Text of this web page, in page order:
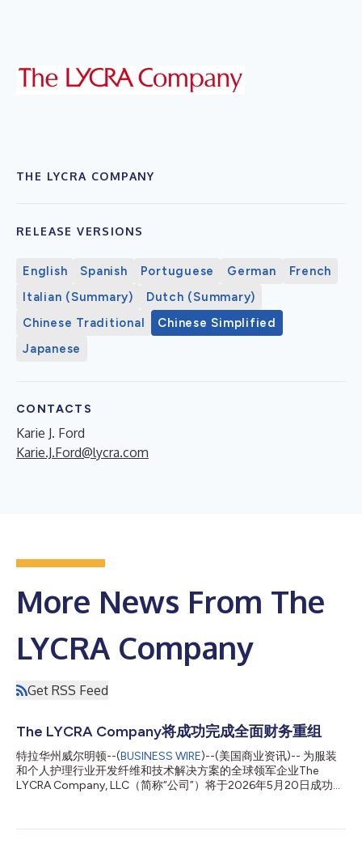
THE LYCRA COMPANY
RELEASE VERSIONS
English Spanish Portuguese German
French
Italian (Summary)
Dutch (Summary)
Chinese Traditional
Chinese Simplified
Japanese
CONTACTS
Karie J. Ford
Karie.J.Ford@lycra.com
More News From The
LYCRA Company
Get RSS Feed
The LYCRA Company将成功完成全面财务重组
特拉华州威尔明顿--(BUSINESS WIRE)--(美国商业资讯)-- 为服装
和个人护理行业开发纤维和技术解决方案的全球领军企业The
LYCRA Company, LLC（简称“公司”）将于2026年5月20日成功完
将使公司能够通过在创新、客户伙伴关系和全球运营方面的投资，